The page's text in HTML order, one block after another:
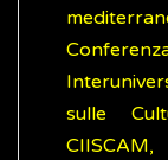
sulle